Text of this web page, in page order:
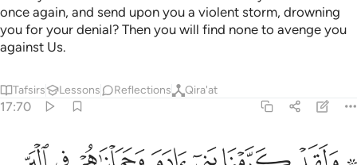
once again, and send upon you a violent storm, drowning
you for your denial? Then you will find none to avenge you
against Us.
Tafsirs Lessons Reflections Qira'at
17:70
۞ ولقد كرمنا بني ادم وحملناهم في البر والبحر ورزقناهم من الطيبات